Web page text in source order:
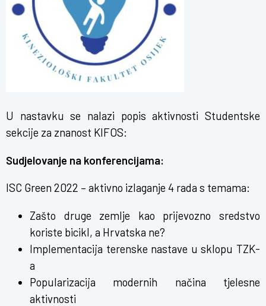
U nastavku se nalazi popis aktivnosti Studentske
sekcije za znanost KIFOS:
Sudjelovanje na konferencijama:
ISC Green 2022 – aktivno izlaganje 4 rada s temama:
Zašto druge zemlje kao prijevozno sredstvo
koriste bicikl, a Hrvatska ne?
Implementacija terenske nastave u sklopu TZK-
a
Popularizacija modernih načina tjelesne
aktivnosti